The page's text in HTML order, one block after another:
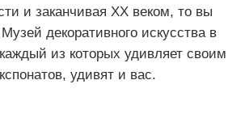
и заканчивая XX веком, то вы
декоративного искусства в
из которых удивляет своим
удивят и вас.